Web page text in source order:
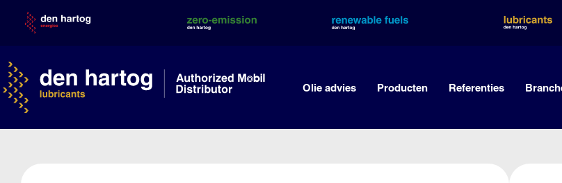
content
Olie advies Producten Referenties